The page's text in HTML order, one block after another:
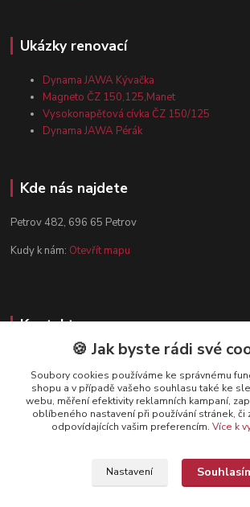
Ukázky renovací
Dynama JAWA Kývačka
Magneto ČZ 150,125,Manet
Vysokonapěťová cívka ČZ 150/125
Dynama JAWA Pérák
Kde nás najdete
Petrov 482, 696 65 Petrov
Kudy k nám: Otevřít mapu
Kontakty
Zákaznická podpora
+420 602 584 910
(Po-Pá, 8-15 hod.)
info@dynamazahradnicek.cz
🍪 Jak byste rádi své
Soubory cookies používáme ke správnému
shopu a v případě vašeho souhlasu také ke
webu, měření efektivity reklamních kampaní,
oblíbeného nastavení při používání stránek, či
odpovídajících vašim preferencím. Více k
Nastavení